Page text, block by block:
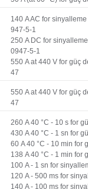
140 A AC for
947-5-1
250 A DC for
0947-5-1
550 A at 440 V for güç
47
550 A at 440 V for güç
47
260 A 40 °C - 10 s for
430 A 40 °C - 1 sn for
60 A 40 °C - 10 min for
138 A 40 °C - 1 min for
100 A - 1 sn for
120 A - 500 ms for
140 A - 100 ms for